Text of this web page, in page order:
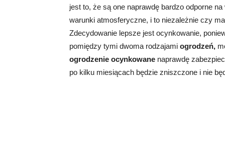
jest to, że są one naprawdę bardzo odporne
warunki atmosferyczne, i to niezależnie czy
Zdecydowanie lepsze jest ocynkowanie,
pomiędzy tymi dwoma rodzajami ogrodzeń,
ogrodzenie ocynkowane naprawdę
po kilku miesiącach będzie zniszczone i nie